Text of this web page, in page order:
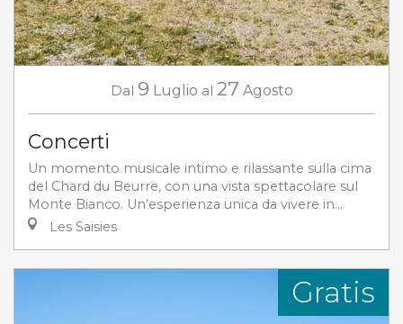
Dal 9 Luglio al 27 Agosto
Concerti
Un momento musicale intimo e rilassante sulla cima
del Chard du Beurre, con una vista spettacolare sul
Monte Bianco. Un’esperienza unica da vivere in...
Les Saisies
Gratis